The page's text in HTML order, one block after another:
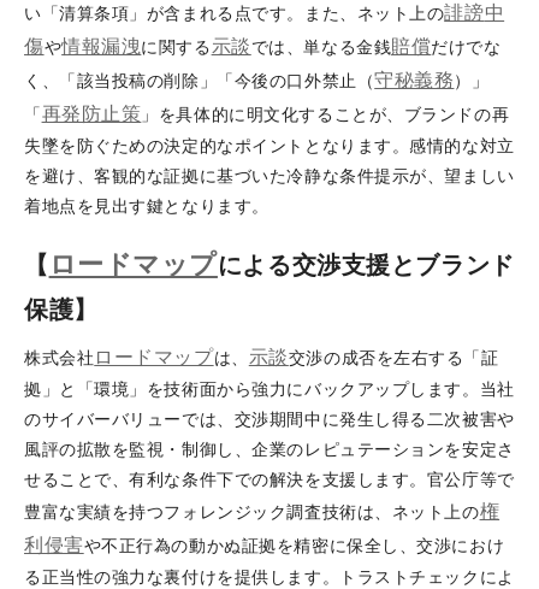
い「清算条項」が含まれる点です。また、ネット上の誹謗中
傷や情報漏洩に関する 示談では、単なる金銭賠償だけでな
く、「該当投稿の削除」「今後の口外禁止（守秘義務）」
「再発防止策 」を具体的に明文化することが、ブランドの再
失墜を防ぐための決定的なポイントとなります。感情的な対立
を避け、客観的な証拠に基づいた冷静な条件提示が、望ましい
着地点を見出す鍵となります。
【 ロードマップによる交渉支援とブランド
保護】
株式会社 ロードマップは、 示談交渉の成否を左右する「証
拠」と「環境」を技術面から強力にバックアップします。当社
のサイバーバリューでは、交渉期間中に発生し得る二次被害や
風評の拡散を監視・制御し、企業のレピュテーションを安定さ
せることで、有利な条件下での解決を支援します。官公庁等で
豊富な実績を持つフォレンジック調査技術は、ネット上の権
利侵害や不正行為の動かぬ証拠を精密に保全し、交渉におけ
る正当性の強力な裏付けを提供します。トラストチェックによ